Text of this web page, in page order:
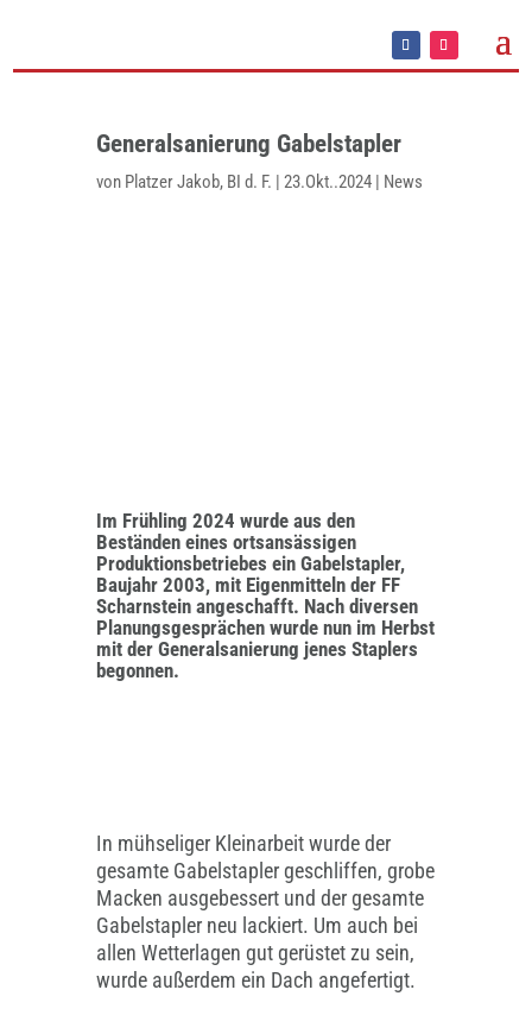
Generalsanierung Gabelstapler
von Platzer Jakob, BI d. F. | 23.Okt..2024| News
Im Frühling 2024 wurde aus den
Beständen eines ortsansässigen
Produktionsbetriebes ein Gabelstapler,
Baujahr 2003, mit Eigenmitteln der FF
Scharnstein angeschafft. Nach diversen
Planungsgesprächen wurde nun im Herbst
mit der Generalsanierung jenes Staplers
begonnen.
In mühseliger Kleinarbeit wurde der
gesamte Gabelstapler geschliffen, grobe
Macken ausgebessert und der gesamte
Gabelstapler neu lackiert. Um auch bei
allen Wetterlagen gut gerüstet zu sein,
wurde außerdem ein Dach angefertigt.